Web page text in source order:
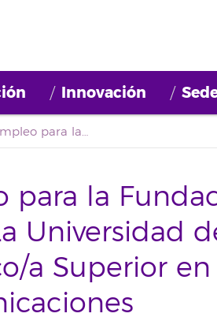
Innovación
Convocatoria empleo para la Fundación Canaria General de La Universidad de La Laguna. Perfil: Técnico/a Superior en Informática y Comunicaciones
para la
Universidad
a Superior en